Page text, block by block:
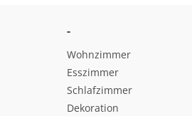
-
Wohnzimmer
Esszimmer
Schlafzimmer
Dekoration